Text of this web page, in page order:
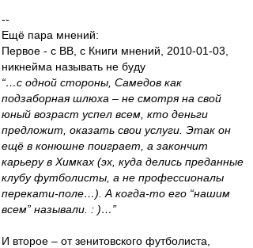
--
Ещё пара мнений:
Первое - с ВВ, с Книги мнений, 2010-01-03,
никнейма называть не буду
“…с одной стороны, Самедов как
подзаборная шлюха – не смотря на свой
юный возраст успел всем, кто деньги
предложит, оказать свои услуги. Этак он
ещё в конюшне поиграет, а закончит
карьеру в Химках (эх, куда делись преданные
клубу футболисты, а не профессионалы
перекати-поле…). А когда-то его “нашим
всем” называли. : )…”
И второе – от зенитовского футболиста,